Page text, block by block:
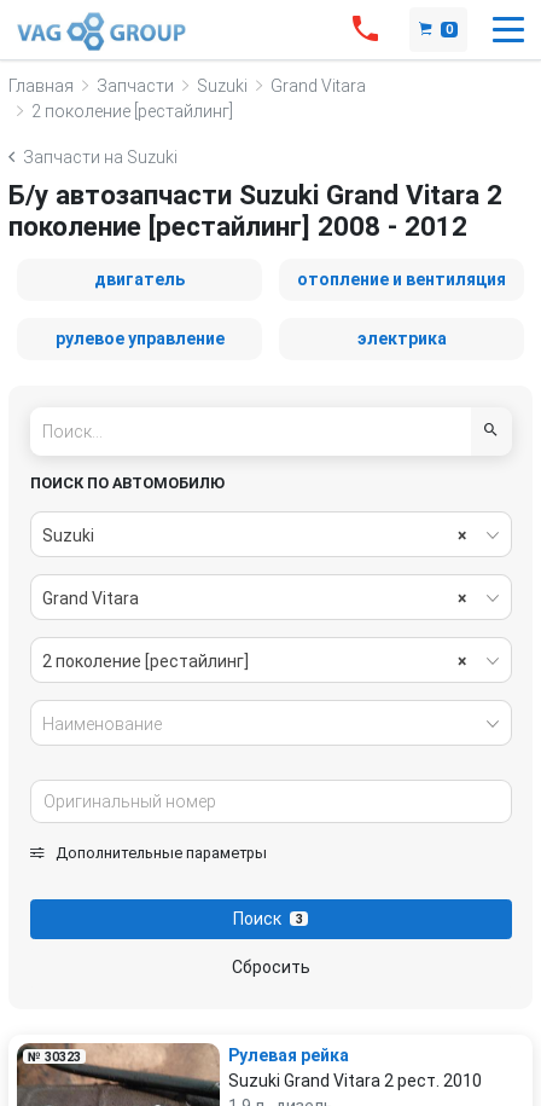
0
Главная Запчасти Suzuki
Grand Vitara
2 поколение [рестайлинг]
Запчасти на Suzuki
Б/у автозапчасти Suzuki Grand Vitara 2
поколение [рестайлинг] 2008 - 2012
двигатель отопление и вентиляция
рулевое управление электрика
ПОИСК ПО АВТОМОБИЛЮ
×
Suzuki
×
Grand Vitara
×
2 поколение [рестайлинг]
Наименование
Дополнительные параметры
Поиск 3
Сбросить
№ 30323
Рулевая рейка
Suzuki Grand Vitara 2 рест. 2010